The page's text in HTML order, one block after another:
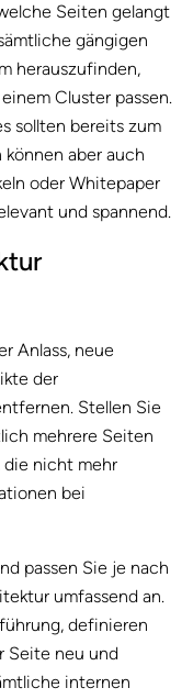
Seiten gelangt
gängigen
herauszufinden,
Cluster passen.
sollten bereits zum
aber auch
oder Whitepaper
und spannend.
Anlass, neue
der
Stellen Sie
mehrere Seiten
die nicht mehr
bei
passen Sie je nach
umfassend an.
definieren
Seite neu und
internen